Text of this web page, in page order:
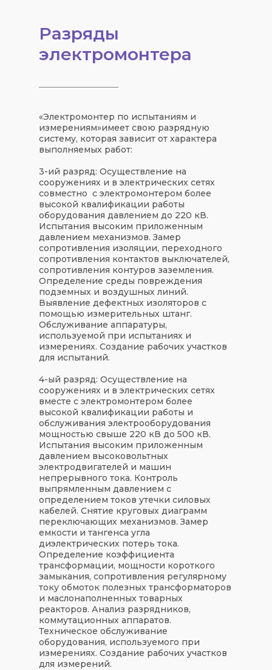
Разряды
электромонтера
«Электромонтер по испытаниям и
измерениям»имеет свою разрядную
систему, которая зависит от характера
выполняемых работ:
3-ий разряд: Осуществление на
сооружениях и в электрических сетях
совместно с электромонтером более
высокой квалификации работы
оборудования давлением до 220 кВ.
Испытания высоким приложенным
давлением механизмов. Замер
сопротивления изоляции, переходного
сопротивления контактов выключателей,
сопротивления контуров заземления.
Определение среды повреждения
подземных и воздушных линий.
Выявление дефектных изоляторов с
помощью измерительных штанг.
Обслуживание аппаратуры,
используемой при испытаниях и
измерениях. Создание рабочих участков
для испытаний.
4-ый разряд: Осуществление на
сооружениях и в электрических сетях
вместе с электромонтером более
высокой квалификации работы и
обслуживания электрооборудования
мощностью свыше 220 кВ до 500 кВ.
Испытания высоким приложенным
давлением высоковольтных
электродвигателей и машин
непрерывного тока. Контроль
выпрямленным давлением с
определением токов утечки силовых
кабелей. Снятие круговых диаграмм
переключающих механизмов. Замер
емкости и тангенса угла
диэлектрических потерь тока.
Определение коэффициента
трансформации, мощности короткого
замыкания, сопротивления регулярному
току обмоток полезных трансформаторов
и маслонаполненных товарных
реакторов. Анализ разрядников,
коммутационных аппаратов.
Техническое обслуживание
оборудования, используемого при
измерениях. Создание рабочих участков
для измерений.